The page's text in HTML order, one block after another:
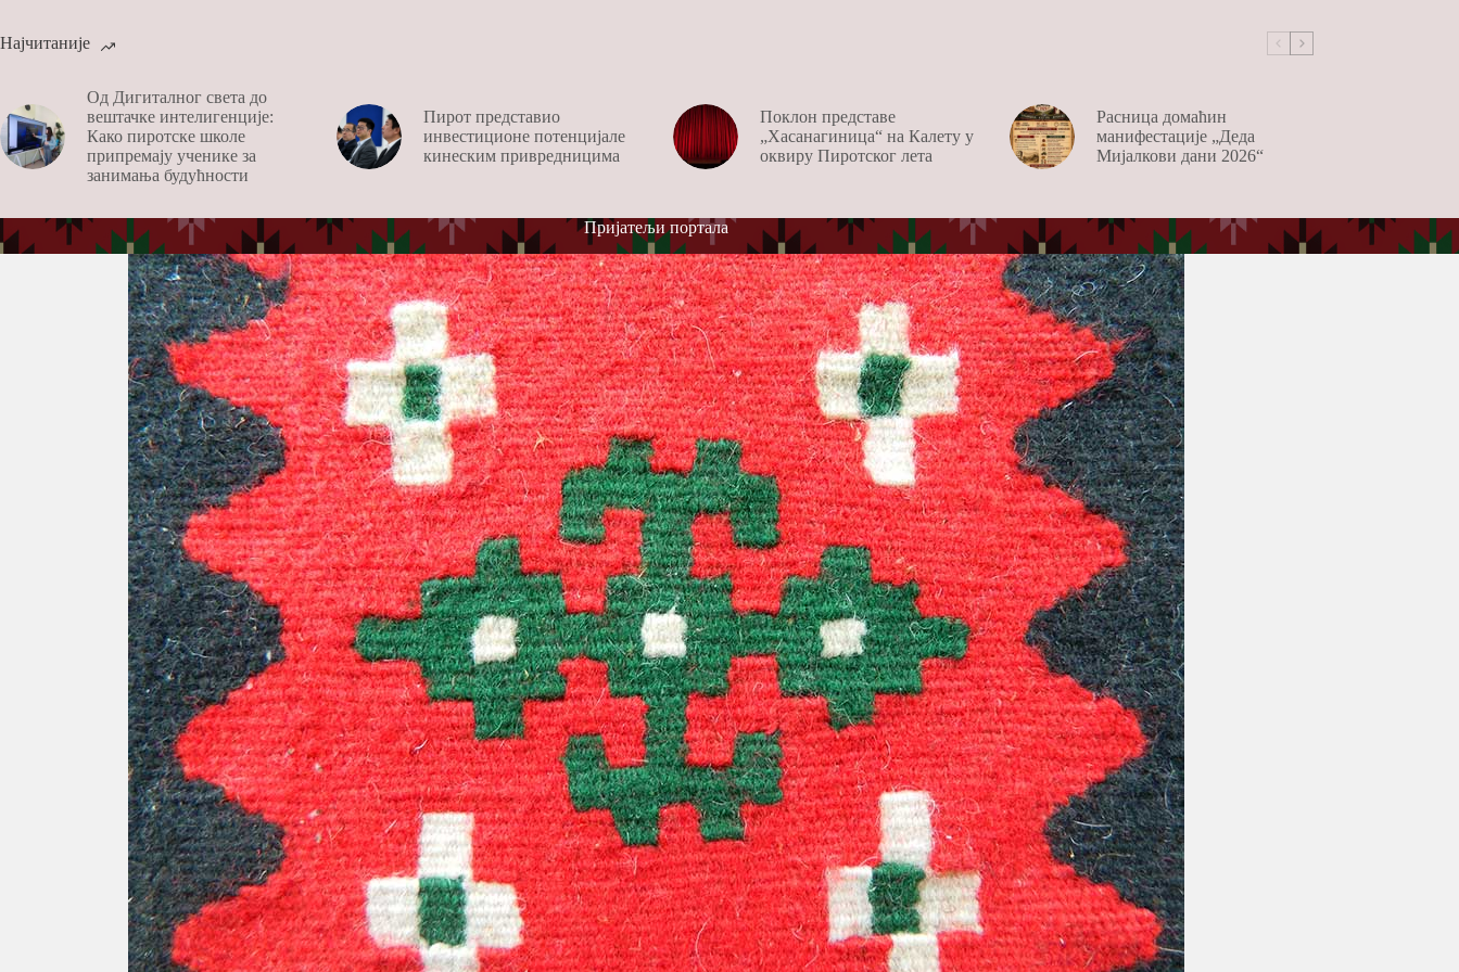
Најчитаније
Од Дигиталног света до
вештачке интелигенције:
Како пиротске школе
припремају ученике за
занимања будућности
Пирот представио
инвестиционе потенцијале
кинеским привредницима
Поклон представе
„Хасанагиница“ на Калету у
оквиру Пиротског лета
Расница домаћин
манифестације „Деда
Мијалкови дани 2026“
Пријатељи портала